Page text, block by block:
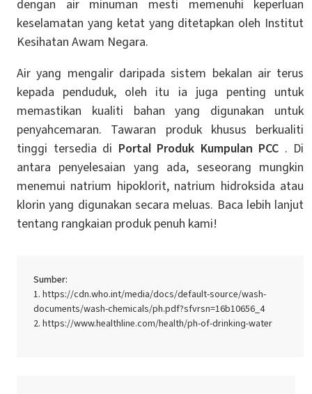
dengan air minuman mesti memenuhi keperluan
keselamatan yang ketat yang ditetapkan oleh Institut
Kesihatan Awam Negara.
Air yang mengalir daripada sistem bekalan air terus
kepada penduduk, oleh itu ia juga penting untuk
memastikan kualiti bahan yang digunakan untuk
penyahcemaran. Tawaran produk khusus berkualiti
tinggi tersedia di Portal Produk Kumpulan PCC . Di
antara penyelesaian yang ada, seseorang mungkin
menemui natrium hipoklorit, natrium hidroksida atau
klorin yang digunakan secara meluas. Baca lebih lanjut
tentang rangkaian produk penuh kami!
Sumber:
https://cdn.who.int/media/docs/default-source/wash-
documents/wash-chemicals/ph.pdf?sfvrsn=16b10656_4
https://www.healthline.com/health/ph-of-drinking-water